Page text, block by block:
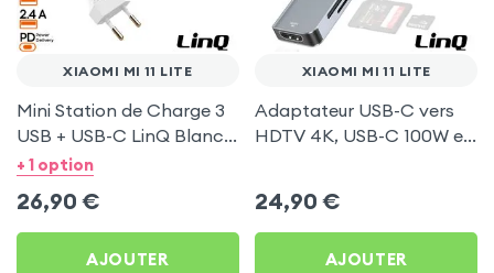
XIAOMI MI 11 LITE
Mini Station de Charge 3
USB + USB-C LinQ Blanc
pour Xiaomi Mi 11 Lite
+ 1 option
26,90 €
AJOUTER
XIAOMI MI 11 LITE
Adaptateur USB-C vers
HDTV 4K, USB-C 100W et
24,90 €
AJOUTER